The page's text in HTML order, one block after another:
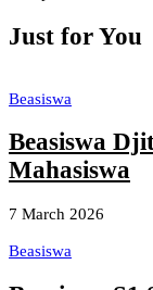
Just for You
Beasiswa
Beasiswa
Mahasiswa
7 March 2026
Beasiswa